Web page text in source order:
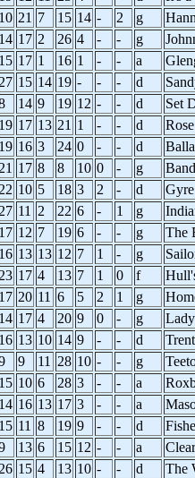
10 21 7 15 14 - 2 g
14 17 2 26 4 - - g
15 17 1 16 1 - - a
27 15 14 19 - - - d
14 9 19 12 - - d
Set
19 17 13 21 1 - - d
19 16 3 24 0 - - d
21 17 8 8 10 0 - g
22 10 5 18 3 2 - d
27 11 2 22 6 - 1 g
17 12 7 19 6 - - g
The
16 13 13 12 7 1 - g
23 17 4 13 7 1 0 f
17 20 11 6 5 2 1 g
14 17 4 20 9 0 - g
16 13 10 14 9 - - d
Trent
9 11 28 10 - - g
15 10 6 28 3 - - a
14 16 13 17 3 - - a
15 11 8 19 9 - - d
13 6 15 12 - - a
26 15 4 13 10 - - d
The